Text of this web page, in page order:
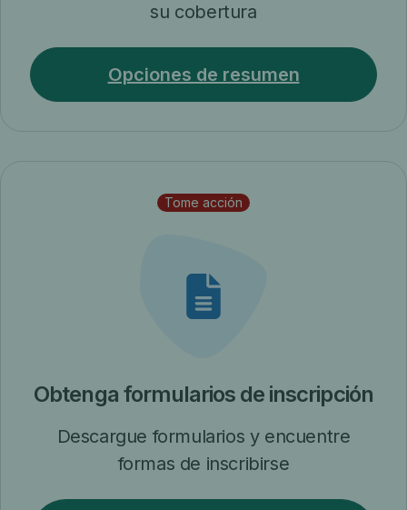
su cobertura
Opciones de resumen
Tome acción
Obtenga formularios de inscripción
Descargue formularios y encuentre
formas de inscribirse